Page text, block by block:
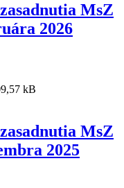
MsZ
2026
kB
MsZ
2025